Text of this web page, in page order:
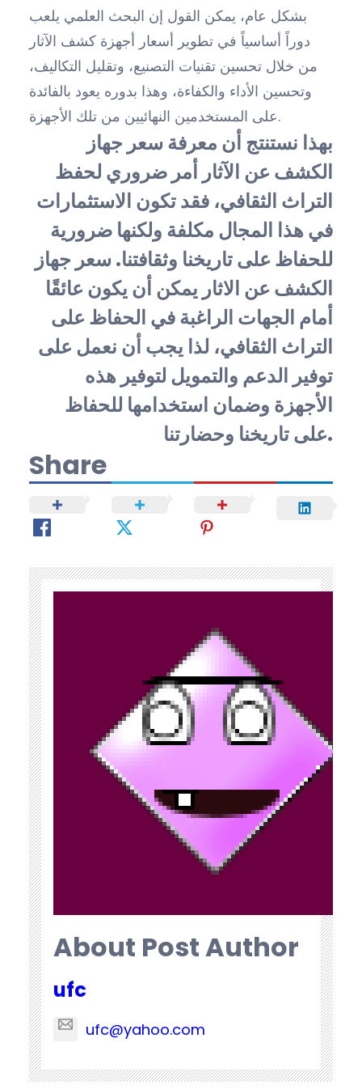
بشكل عام، يمكن القول إن البحث العلمي يلعب
دوراً أساسياً في تطوير أسعار أجهزة كشف الآثار
من خلال تحسين تقنيات التصنيع، وتقليل التكاليف،
وتحسين الأداء والكفاءة، وهذا بدوره يعود بالفائدة
على المستخدمين النهائيين من تلك الأجهزة.
بهذا نستنتج أن معرفة سعر جهاز
الكشف عن الآثار أمر ضروري لحفظ
التراث الثقافي، فقد تكون الاستثمارات
في هذا المجال مكلفة ولكنها ضرورية
للحفاظ على تاريخنا وثقافتنا. سعر جهاز
الكشف عن الاثار يمكن أن يكون عائقًا
أمام الجهات الراغبة في الحفاظ على
التراث الثقافي، لذا يجب أن نعمل على
توفير الدعم والتمويل لتوفير هذه
الأجهزة وضمان استخدامها للحفاظ
على تاريخنا وحضارتنا.
Share
About Post Author
ufc
ufc@yahoo.com